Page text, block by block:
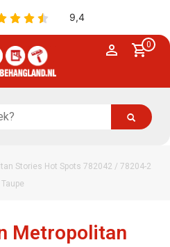
0
Stories Hot Spots 782042 / 78204-2
Taupe
Metropolitan